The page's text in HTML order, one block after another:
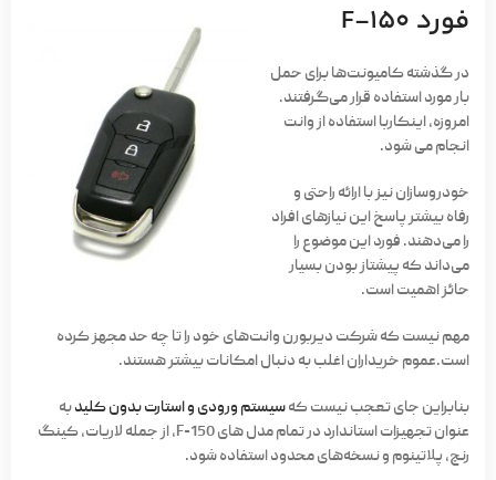
فورد F-150
در گذشته کامیونت‌ها برای حمل
بار مورد استفاده قرار می‌گرفتند.
امروزه، اینکاربا استفاده از وانت‌
انجام می شود.
خودروسازان نیز با ارائه راحتی و
رفاه بیشتر پاسخ این نیازهای افراد
را می‌دهند. فورد این موضوع را
می‌داند که پیشتاز بودن بسیار
حائز اهمیت است.
مهم نیست که شرکت دیربورن وانت‌های خود را تا چه حد مجهز کرده
است.عموم خریداران اغلب به دنبال امکانات بیشتر هستند.
بنابراین جای تعجب نیست کهسیستم ورودی و استارت بدون کلیدبه
عنوان تجهیزات استاندارد در تمام مدل های F-150، از جمله لاریات، کینگ
رنچ، پلاتینوم و نسخه‌های محدود استفاده شود.